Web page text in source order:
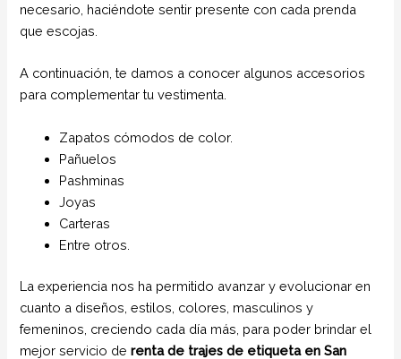
necesario, haciéndote sentir presente con cada prenda
que escojas.
A continuación, te damos a conocer algunos accesorios
para complementar tu vestimenta.
Zapatos cómodos de color.
Pañuelos
Pashminas
Joyas
Carteras
Entre otros.
La experiencia nos ha permitido avanzar y evolucionar en
cuanto a diseños, estilos, colores, masculinos y
femeninos, creciendo cada día más, para poder brindar el
mejor servicio derenta de trajes de etiqueta en San